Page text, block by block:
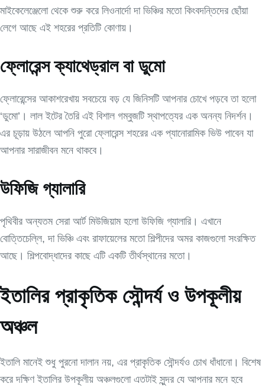
মাইকেলেঞ্জেলো থেকে শুরু করে লিওনার্দো দা ভিঞ্চির মতো কিংবদন্তিদের ছোঁয়া
লেগে আছে এই শহরের প্রতিটি কোণায়।
ফ্লোরেন্স ক্যাথেড্রাল বা ডুমো
ফ্লোরেন্সের আকাশরেখায় সবচেয়ে বড় যে জিনিসটি আপনার চোখে পড়বে তা হলো
‘ডুমো’। লাল ইটের তৈরি এই বিশাল গম্বুজটি স্থাপত্যের এক অনন্য নিদর্শন।
এর চূড়ায় উঠলে আপনি পুরো ফ্লোরেন্স শহরের এক প্যানোরামিক ভিউ পাবেন যা
আপনার সারাজীবন মনে থাকবে।
উফিজি গ্যালারি
পৃথিবীর অন্যতম সেরা আর্ট মিউজিয়াম হলো উফিজি গ্যালারি। এখানে
বোত্তিচেল্লি, দা ভিঞ্চি এবং রাফায়েলের মতো শিল্পীদের অমর কাজগুলো সংরক্ষিত
আছে। শিল্পবোদ্ধাদের কাছে এটি একটি তীর্থস্থানের মতো।
ইতালির প্রাকৃতিক সৌন্দর্য ও উপকূলীয়
অঞ্চল
ইতালি মানেই শুধু পুরনো দালান নয়, এর প্রাকৃতিক সৌন্দর্যও চোখ ধাঁধানো। বিশেষ
করে দক্ষিণ ইতালির উপকূলীয় অঞ্চলগুলো এতটাই সুন্দর যে আপনার মনে হবে